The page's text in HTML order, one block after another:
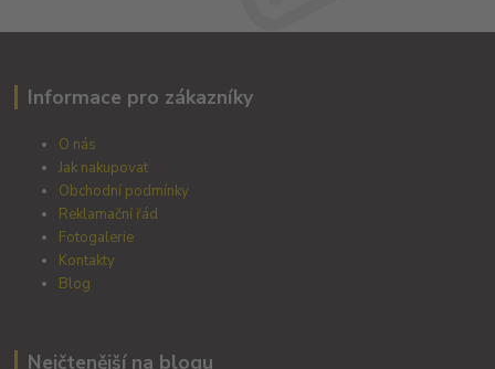
Informace pro zákazníky
O nás
Jak nakupovat
Obchodní podmínky
Reklamační řád
Fotogalerie
Kontakty
Blog
Nejčtenější na blogu